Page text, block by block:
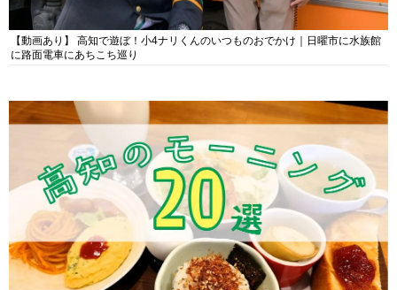
【動画あり】 高知で遊ぼ！小4ナリくんのいつものおでかけ｜日曜市に水族館
に路面電車にあちこち巡り